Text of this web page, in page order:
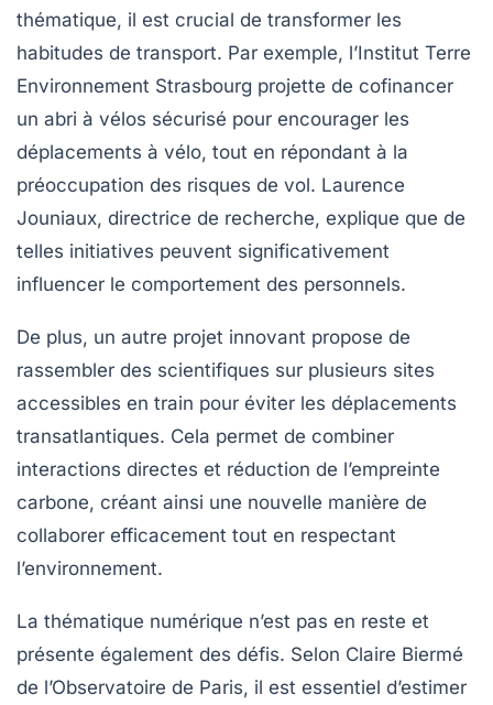
thématique, il est crucial de transformer les
habitudes de transport. Par exemple, l’Institut Terre
Environnement Strasbourg projette de cofinancer
un abri à vélos sécurisé pour encourager les
déplacements à vélo, tout en répondant à la
préoccupation des risques de vol. Laurence
Jouniaux, directrice de recherche, explique que de
telles initiatives peuvent significativement
influencer le comportement des personnels.
De plus, un autre projet innovant propose de
rassembler des scientifiques sur plusieurs sites
accessibles en train pour éviter les déplacements
transatlantiques. Cela permet de combiner
interactions directes et réduction de l’empreinte
carbone, créant ainsi une nouvelle manière de
collaborer efficacement tout en respectant
l’environnement.
La thématique numérique n’est pas en reste et
présente également des défis. Selon Claire Biermé
de l’Observatoire de Paris, il est essentiel d’estimer